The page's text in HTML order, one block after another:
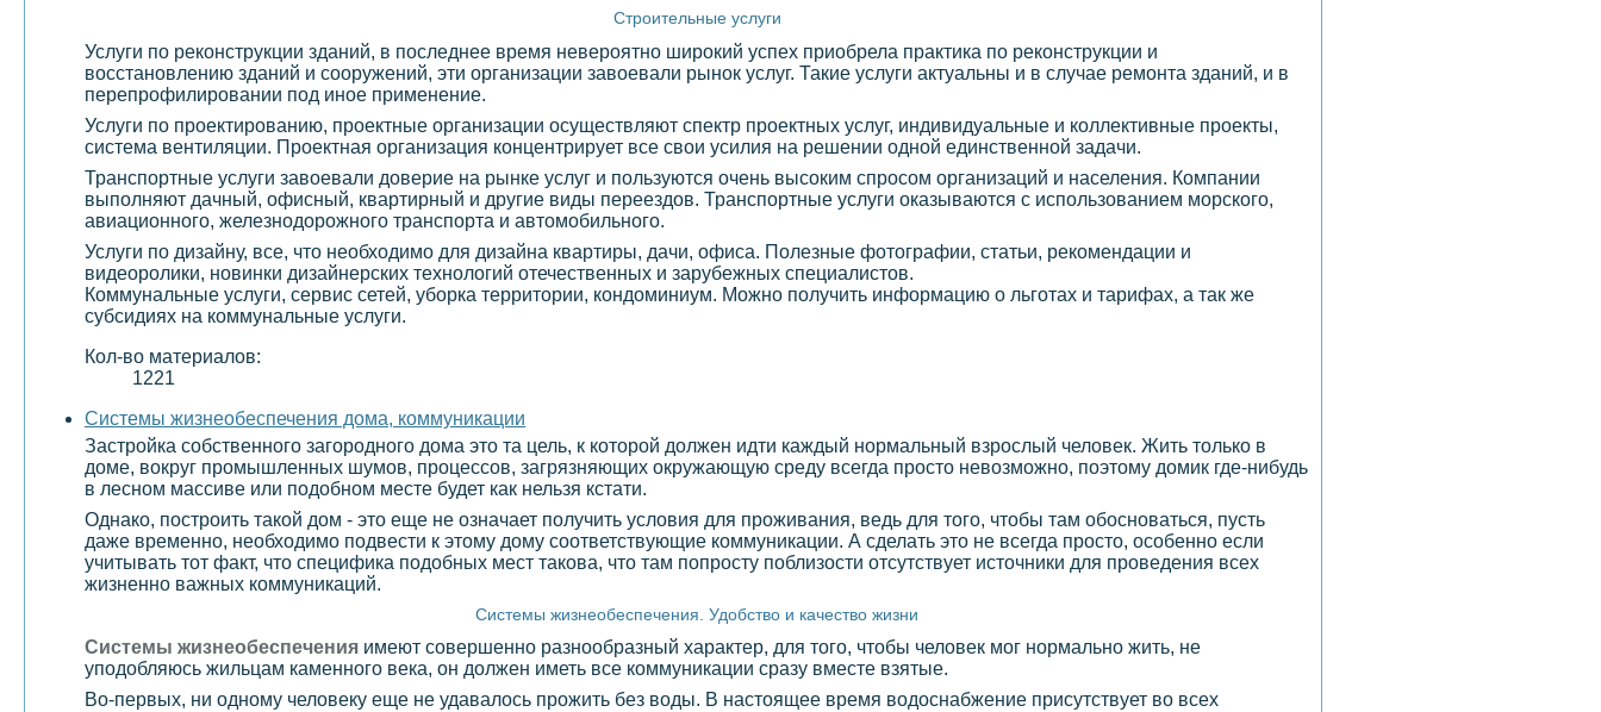
Строительные услуги
Услуги по реконструкции зданий, в последнее время невероятно широкий успех приобрела практика по реконструкции и
восстановлению зданий и сооружений, эти организации завоевали рынок услуг. Такие услуги актуальны и в случае ремонта зданий, и в
перепрофилировании под иное применение.
Услуги по проектированию, проектные организации осуществляют спектр проектных услуг, индивидуальные и коллективные проекты,
система вентиляции. Проектная организация концентрирует все свои усилия на решении одной единственной задачи.
Транспортные услуги завоевали доверие на рынке услуг и пользуются очень высоким спросом организаций и населения. Компании
выполняют дачный, офисный, квартирный и другие виды переездов. Транспортные услуги оказываются с использованием морского,
авиационного, железнодорожного транспорта и автомобильного.
Услуги по дизайну, все, что необходимо для дизайна квартиры, дачи, офиса. Полезные фотографии, статьи, рекомендации и
видеоролики, новинки дизайнерских технологий отечественных и зарубежных специалистов.
Коммунальные услуги, сервис сетей, уборка территории, кондоминиум. Можно получить информацию о льготах и тарифах, а так же
субсидиях на коммунальные услуги.
Кол-во материалов:
1221
Системы жизнеобеспечения дома, коммуникации
Застройка собственного загородного дома это та цель, к которой должен идти каждый нормальный взрослый человек. Жить только в
доме, вокруг промышленных шумов, процессов, загрязняющих окружающую среду всегда просто невозможно, поэтому домик где-нибудь
в лесном массиве или подобном месте будет как нельзя кстати.
Однако, построить такой дом - это еще не означает получить условия для проживания, ведь для того, чтобы там обосноваться, пусть
даже временно, необходимо подвести к этому дому соответствующие коммуникации. А сделать это не всегда просто, особенно если
учитывать тот факт, что специфика подобных мест такова, что там попросту поблизости отсутствует источники для проведения всех
жизненно важных коммуникаций.
Системы жизнеобеспечения. Удобство и качество жизни
Системы жизнеобеспечения имеют совершенно разнообразный характер, для того, чтобы человек мог нормально жить, не
уподобляюсь жильцам каменного века, он должен иметь все коммуникации сразу вместе взятые.
Во-первых, ни одному человеку еще не удавалось прожить без воды. В настоящее время водоснабжение присутствует во всех